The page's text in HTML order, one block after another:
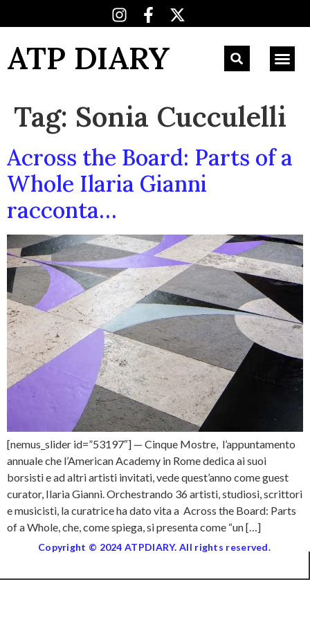
ATP DIARY
Tag: Sonia Cucculelli
Across the Board: Parts of a
Whole Ilaria Gianni
racconta…
[nemus_slider id=”53197″] — Cinque Mostre, l’appuntamento
annuale che l’American Academy in Rome dedica ai suoi
borsisti e ad altri artisti invitati, vede quest’anno come guest
curator, Ilaria Gianni. Orchestrando 36 artisti, studiosi, scrittori
e musicisti, la curatrice ha dato vita a Across the Board: Parts
of a Whole, che, come spiega, si presenta come “un […]
Copyright © 2024 ATPDIARY. All rights reserved.